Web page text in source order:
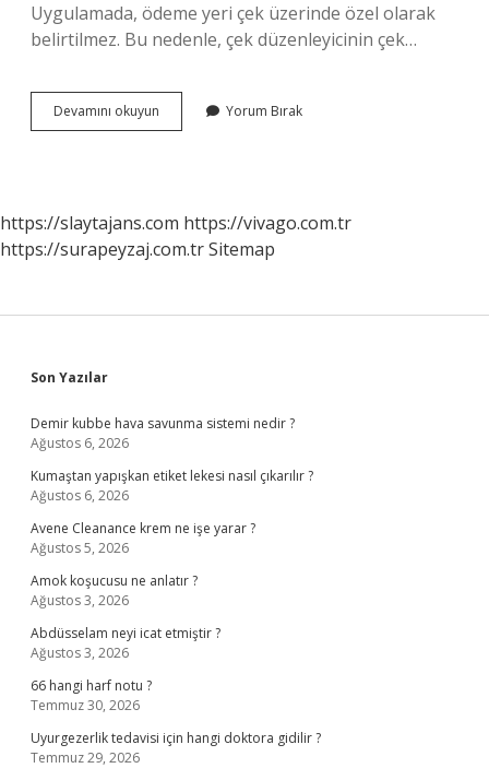
Uygulamada, ödeme yeri çek üzerinde özel olarak
belirtilmez. Bu nedenle, çek düzenleyicinin çek…
Devamını okuyun
Kim
Yorum Bırak
https://slaytajans.com https://vivago.com.tr
https://surapeyzaj.com.trSitemap
Sidebar
Son Yazılar
Demir kubbe hava savunma sistemi nedir ?
Ağustos 6, 2026
Kumaştan yapışkan etiket lekesi nasıl çıkarılır ?
Ağustos 6, 2026
Avene Cleanance krem ne işe yarar ?
Ağustos 5, 2026
Amok koşucusu ne anlatır ?
Ağustos 3, 2026
Abdüsselam neyi icat etmiştir ?
Ağustos 3, 2026
66 hangi harf notu ?
Temmuz 30, 2026
Uyurgezerlik tedavisi için hangi doktora gidilir ?
Temmuz 29, 2026